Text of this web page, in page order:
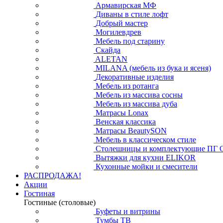
Армавирская МФ
Диваны в стиле лофт
Добрый мастер
Могилевдрев
Мебель под старину
Скайда
ALETAN
MILANA (мебель из бука и ясеня)
Декоративные изделия
Мебель из ротанга
Мебель из массива сосны
Мебель из массива дуба
Матрасы Lonax
Венская классика
Матрасы BeautySON
Мебель в классическом стиле
Столешницы и комплектующие ПГ
Вытяжки для кухни ELIKOR
Кухонные мойки и смесители
РАСПРОДАЖА!
Акции
Гостиная
Гостиные (столовые)
Буфеты и витрины
Тумбы ТВ